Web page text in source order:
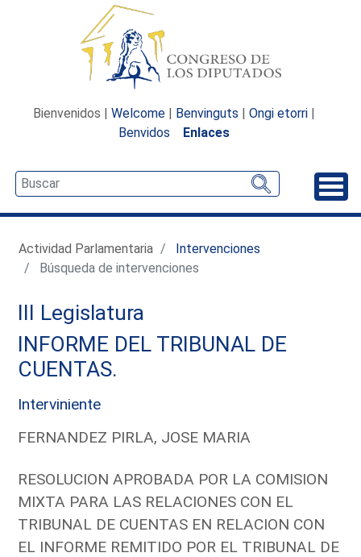
Bienvenidos | Welcome | Benvinguts | Ongi etorri |
Benvidos
Enlaces
Actividad Parlamentaria
Intervenciones
Búsqueda de intervenciones
III Legislatura
INFORME DEL TRIBUNAL DE
CUENTAS.
Interviniente
FERNANDEZ PIRLA, JOSE MARIA
RESOLUCION APROBADA POR LA COMISION
MIXTA PARA LAS RELACIONES CON EL
TRIBUNAL DE CUENTAS EN RELACION CON
EL INFORME REMITIDO POR EL TRIBUNAL DE